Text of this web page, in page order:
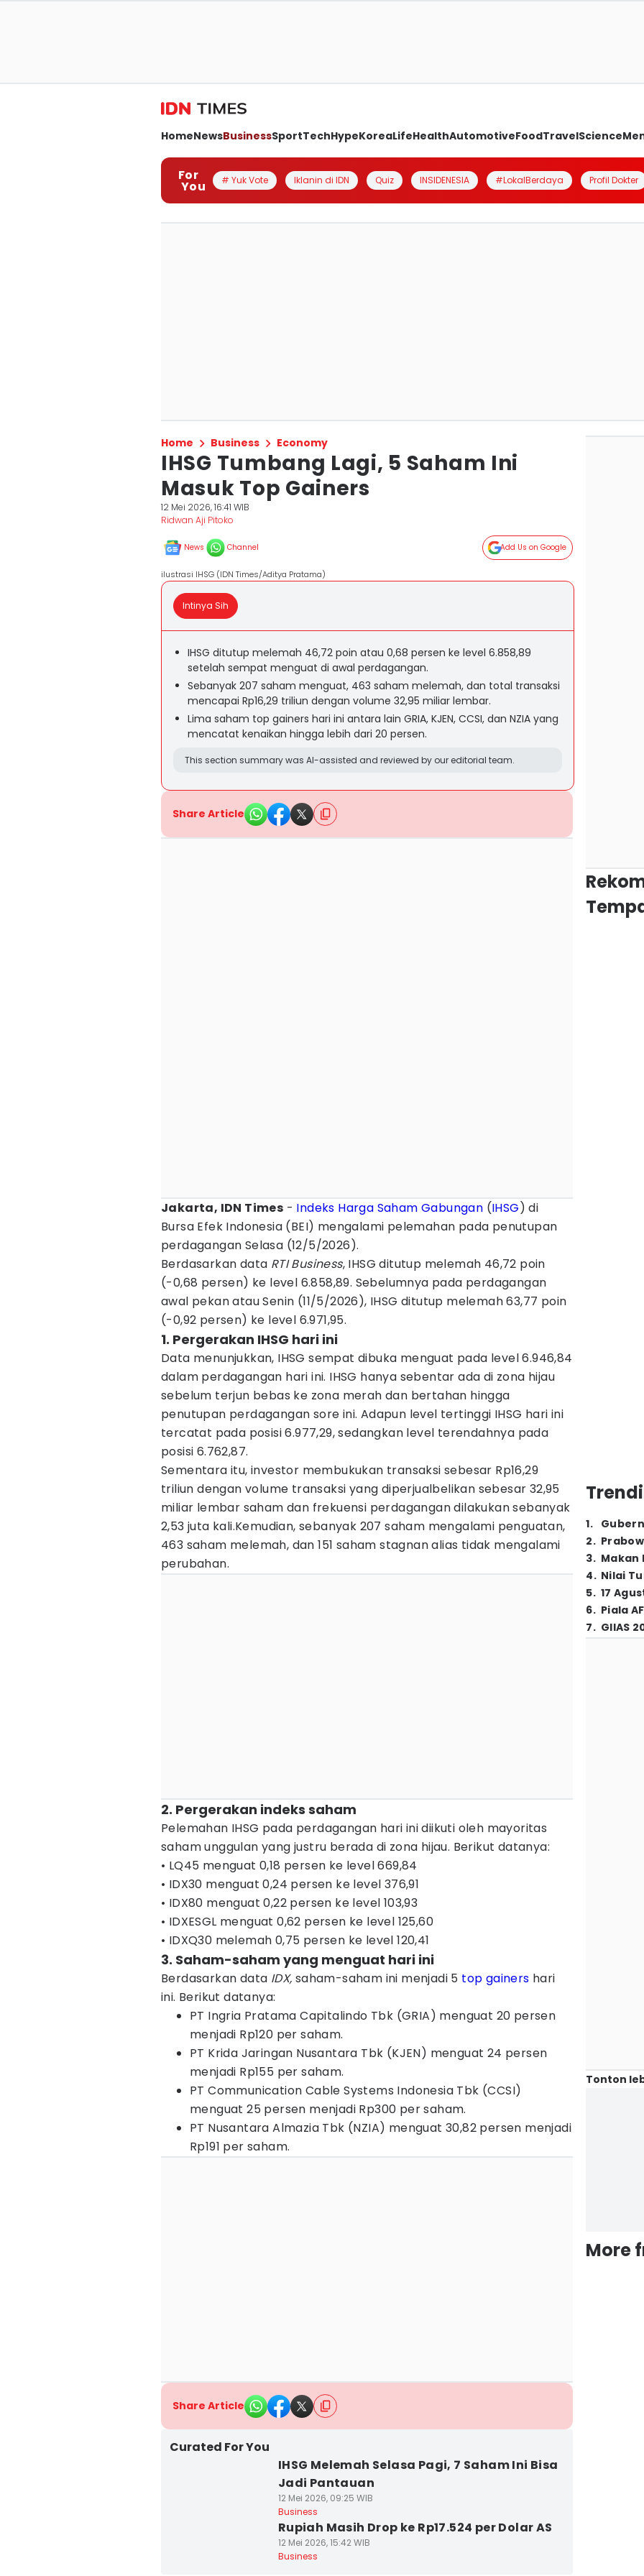
HomeNewsBusinessSportTechHypeKoreaLifeHealthAutomotiveFoodTravelScience
For
You # Yuk Vote Iklanin di IDN Quiz INSIDENESIA #LokalBerdaya Profil Dokter
Home Business Economy
IHSG Tumbang Lagi, 5 Saham Ini
Masuk Top Gainers
12 Mei 2026, 16:41 WIB
Ridwan Aji Pitoko
News Channel Add Us on Google
ilustrasi IHSG (IDN Times/Aditya Pratama)
Intinya Sih
IHSG ditutup melemah 46,72 poin atau 0,68 persen ke level 6.858,89
setelah sempat menguat di awal perdagangan.
Sebanyak 207 saham menguat, 463 saham melemah, dan total transaksi
mencapai Rp16,29 triliun dengan volume 32,95 miliar lembar.
Lima saham top gainers hari ini antara lain GRIA, KJEN, CCSI, dan NZIA yang
mencatat kenaikan hingga lebih dari 20 persen.
This section summary was AI-assisted and reviewed by our editorial team.
Share Article
Jakarta, IDN Times - Indeks Harga Saham Gabungan (IHSG) di
Bursa Efek Indonesia (BEI) mengalami pelemahan pada penutupan
perdagangan Selasa (12/5/2026).
Berdasarkan data RTI Business, IHSG ditutup melemah 46,72 poin
(-0,68 persen) ke level 6.858,89. Sebelumnya pada perdagangan
awal pekan atau Senin (11/5/2026), IHSG ditutup melemah 63,77 poin
(-0,92 persen) ke level 6.971,95.
1. Pergerakan IHSG hari ini
Data menunjukkan, IHSG sempat dibuka menguat pada level 6.946,84
dalam perdagangan hari ini. IHSG hanya sebentar ada di zona hijau
sebelum terjun bebas ke zona merah dan bertahan hingga
penutupan perdagangan sore ini. Adapun level tertinggi IHSG hari ini
tercatat pada posisi 6.977,29, sedangkan level terendahnya pada
posisi 6.762,87.
Sementara itu, investor membukukan transaksi sebesar Rp16,29
triliun dengan volume transaksi yang diperjualbelikan sebesar 32,95
miliar lembar saham dan frekuensi perdagangan dilakukan sebanyak
2,53 juta kali.Kemudian, sebanyak 207 saham mengalami penguatan,
463 saham melemah, dan 151 saham stagnan alias tidak mengalami
perubahan.
2. Pergerakan indeks saham
Pelemahan IHSG pada perdagangan hari ini diikuti oleh mayoritas
saham unggulan yang justru berada di zona hijau. Berikut datanya:
• LQ45 menguat 0,18 persen ke level 669,84
• IDX30 menguat 0,24 persen ke level 376,91
• IDX80 menguat 0,22 persen ke level 103,93
• IDXESGL menguat 0,62 persen ke level 125,60
• IDXQ30 melemah 0,75 persen ke level 120,41
3. Saham-saham yang menguat hari ini
Berdasarkan data IDX, saham-saham ini menjadi 5 top gainers hari
ini. Berikut datanya:
PT Ingria Pratama Capitalindo Tbk (GRIA) menguat 20 persen
menjadi Rp120 per saham.
PT Krida Jaringan Nusantara Tbk (KJEN) menguat 24 persen
menjadi Rp155 per saham.
PT Communication Cable Systems Indonesia Tbk (CCSI)
menguat 25 persen menjadi Rp300 per saham.
PT Nusantara Almazia Tbk (NZIA) menguat 30,82 persen menjadi
Rp191 per saham.
Share Article
Curated For You
IHSG Melemah Selasa Pagi, 7 Saham Ini Bisa
Jadi Pantauan
12 Mei 2026, 09:25 WIB
Business
Rupiah Masih Drop ke Rp17.524 per Dolar AS
12 Mei 2026, 15:42 WIB
Business
1.
2.
3. Makan
4. Nilai
5. 17
6. Piala
7. GIIAS
Tonton
More